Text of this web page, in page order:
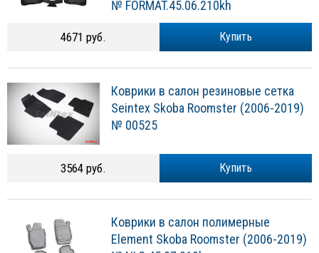
Купить
Seintex Skoba Roomster (2006-2019)
№ 00525
Купить
Element Skoba Roomster (2006-2019)
№ NLC.45.07.210k